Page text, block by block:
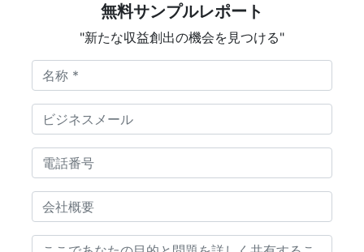
無料サンプルレポート
"新たな収益創出の機会を見つける"